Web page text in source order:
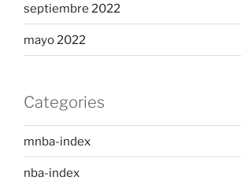
septiembre 2022
mayo 2022
Categories
mnba-index
nba-index